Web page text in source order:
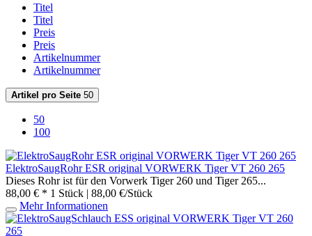
Titel
Titel
Preis
Preis
Artikelnummer
Artikelnummer
Artikel pro Seite 50
50
100
ElektroSaugRohr ESR original VORWERK Tiger VT 260 265
Dieses Rohr ist für den Vorwerk Tiger 260 und Tiger 265...
88,00 € * 1 Stück | 88,00 €/Stück
Mehr Informationen